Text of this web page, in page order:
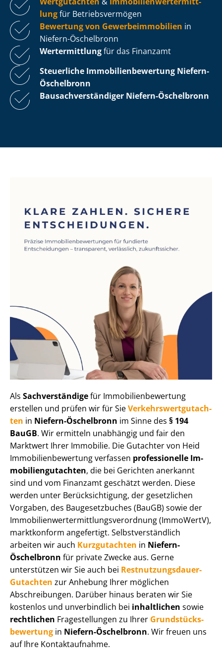
lungfür Be­triebs­ver­mö­gen
Bewertung von Ge­wer­be­im­mo­bi­li­en in
Niefern-Öschelbronn
Wertermittlungfür das Finanzamt
Steuerliche Im­mo­bi­li­en­be­wer­tung Niefern-
Öschelbronn
Bau­sach­ver­stän­di­ger Niefern-Öschelbronn
Als Sachverständigefür Im­mo­bi­li­en­be­wer­tung
erstellen und prüfen wir für SieVer­kehrs­wert­gut­ach­
ten in Niefern-Öschelbronn im Sinne des § 194
BauGB. Wir ermitteln unabhängig und fair den
Marktwert Ihrer Immobilie. Die Gutachter von Heid
Im­mo­bi­li­en­be­wer­tung verfassen professionelle Im­
mo­bi­li­en­gut­ach­ten, die bei Gerichten anerkannt
sind und vom Finanzamt geschätzt werden. Diese
werden unter Be­rück­sich­ti­gung, der gesetzlichen
Vorgaben, des Baugesetzbuches (BauGB) sowie der
Im­mo­bi­li­en­wert­ermitt­lungs­ver­ord­nung (ImmoWertV),
marktkonform angefertigt. Selbst­ver­ständ­lich
arbeiten wir auch Kurzgutachten in Niefern-
Öschelbronn für private Zwecke aus. Gerne
unterstützen wir Sie auch bei Rest­nut­zungs­dau­er-
Gutachten zur Anhebung Ihrer möglichen
Abschreibungen. Darüber hinaus beraten wir Sie
kostenlos und unverbindlich bei inhaltlichen sowie
rechtlichen Fragestellungen zu Ihrer Grund­stücks­
be­wer­tung in Niefern-Öschelbronn. Wir freuen uns
auf Ihre Kontaktaufnahme.